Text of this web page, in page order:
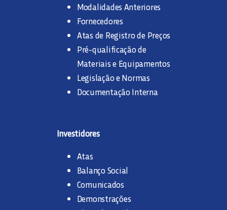
Modalidades Anteriores
Fornecedores
Atas de Registro de Preços
Pré-qualificação de
Materiais e Equipamentos
Legislação e Normas
Documentação Interna
Investidores
Atas
Balanço Social
Comunicados
Demonstrações